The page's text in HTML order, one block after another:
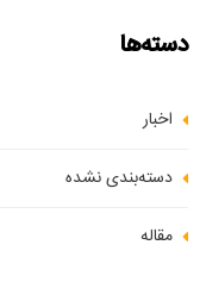
دسته‌ها
اخبار
دسته‌بندی نشده
مقاله